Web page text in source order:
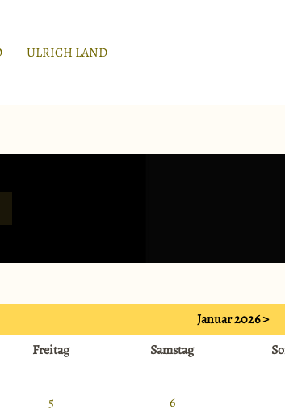
ULRICH LAND
Januar 2026 >
Freitag Samstag
5 6